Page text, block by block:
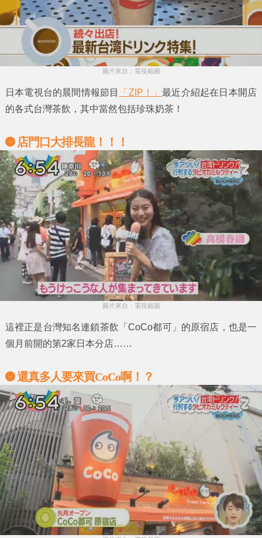
圖片來自：電視截圖
日本電視台的晨間情報節目 「ZIP！」最近介紹起在日本開店
的各式台灣茶飲，其中當然包括珍珠奶茶！
店門口大排長龍！！！
圖片來自：電視截圖
這裡正是台灣知名連鎖茶飲 「CoCo都可」 的原宿店，也是一
個月前開的第2家日本分店……
還真多人要來買CoCo啊！？